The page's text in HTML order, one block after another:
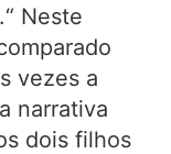
Neste
vezes a
narrativa
dois filhos